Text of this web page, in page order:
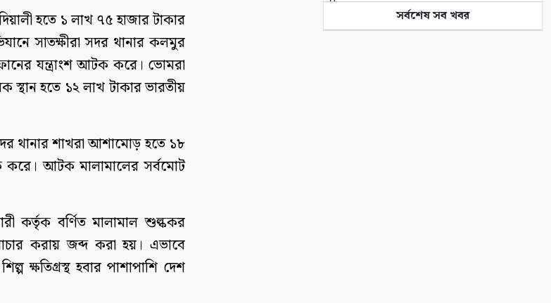
হতে ১ লাখ ৭৫ হাজার টাকার
সাতক্ষীরা সদর থানার কলমুর
যন্ত্রাংশ আটক করে। ভোমরা
স্থান হতে ১২ লাখ টাকার ভারতীয়
থানার শাখরা আশামোড় হতে ১৮
করে। আটক মালামালের সর্বমোট
কর্তৃক বর্ণিত মালামাল শুল্ককর
করায় জব্দ করা হয়। এভাবে
ক্ষতিগ্রস্থ হবার পাশাপাশি দেশ
সর্বশেষ সব খবর